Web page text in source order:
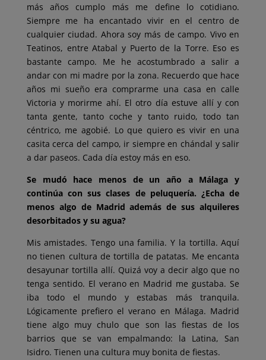
más años cumplo más me define lo cotidiano.
Siempre me ha encantado vivir en el centro de
cualquier ciudad. Ahora soy más de campo. Vivo en
Teatinos, entre Atabal y Puerto de la Torre. Eso es
bastante campo. Me he acostumbrado a salir a
andar con mi madre por la zona. Recuerdo que hace
años mi sueño era comprarme una casa en calle
Victoria y morirme ahí. El otro día estuve allí y con
tanta gente, tanto coche y tanto ruido, todo tan
céntrico, me agobié. Lo que quiero es vivir en una
casita cerca del campo, ir siempre en chándal y salir
a dar paseos. Cada día estoy más en eso.
Se mudó hace menos de un año a Málaga y
continúa con sus clases de peluquería. ¿Echa de
menos algo de Madrid además de sus alquileres
desorbitados y su agua?
Mis amistades. Tengo una familia. Y la tortilla. Aquí
no tienen cultura de tortilla de patatas. Me encanta
desayunar tortilla allí. Quizá voy a decir algo que no
tenga sentido. El verano en Madrid me gustaba. Se
iba todo el mundo y estabas más tranquila.
Lógicamente prefiero el verano en Málaga. Madrid
tiene algo muy chulo que son las fiestas de los
barrios que se van empalmando: la Latina, San
Isidro. Tienen una cultura muy bonita de fiestas.